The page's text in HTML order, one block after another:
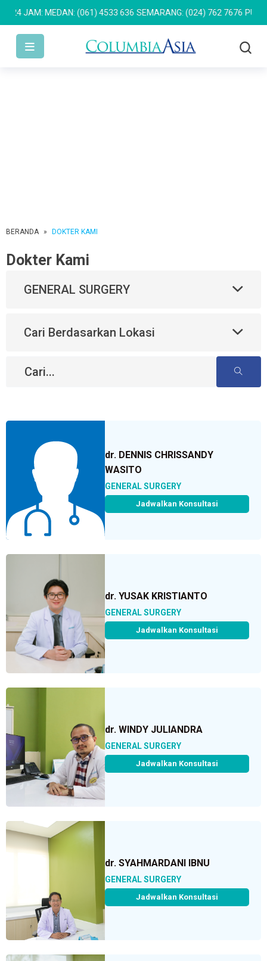
JAM: MEDAN: (061) 4533 636 SEMARANG: (024) 762 7676
BERANDA » DOKTER KAMI
Dokter Kami
GENERAL SURGERY
Cari Berdasarkan Lokasi
dr. DENNIS CHRISSANDY
WASITO
GENERAL SURGERY
Jadwalkan Konsultasi
dr. YUSAK KRISTIANTO
GENERAL SURGERY
Jadwalkan Konsultasi
dr. WINDY JULIANDRA
GENERAL SURGERY
Jadwalkan Konsultasi
dr. SYAHMARDANI IBNU
GENERAL SURGERY
Jadwalkan Konsultasi